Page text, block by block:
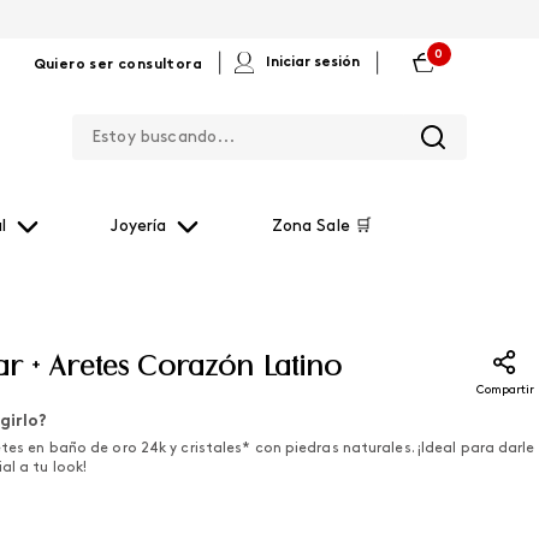
Quiero ser consultora Iniciar sesión
0
Joyería Zona Sale 🛒
+ Aretes Corazón Latino
Compartir
en baño de oro 24k y cristales* con piedras naturales. ¡Ideal para darle
a tu look!